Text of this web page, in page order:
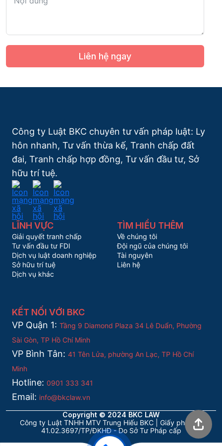
Liên hệ ngay
Công ty Luật BKC chuyên tư vấn pháp luật: Ly
hôn nhanh, Tư vấn thừa kế, Tranh chấp đất
đai, Tranh chấp hợp đồng, Tư vấn đầu tư, Sở
hữu trí tuệ.
LĨNH VỰC
Giải quyết tranh chấp
Tư vấn đầu tư FDI
Dịch vụ luật doanh nghiệp
Sở hữu trí tuệ
Dịch vụ khác
TÌM HIỂU THÊM
Về chúng tôi
Đội ngũ của chúng tôi
Tài nguyên
Liên hệ
KẾT NỐI VỚI BKC
VP Quận 1: Tầng 9 Diamond Plaza 34 Lê Duẩn, Phường
Sài Gòn, TP Hồ Chí Minh
VP Bình Tân: 41 Tên Lửa, phường An Lạc, TP Hồ Chí
Minh
Hotline: 0901 333 341
Email: info@bkclaw.vn
Copyright © 2024 BKC LAW
Công ty Luật TNHH MTV Trung Hiếu BKC | Giấy phép số
41.02.3697/TP/ĐKHĐ - Do Sở Tư Pháp cấp